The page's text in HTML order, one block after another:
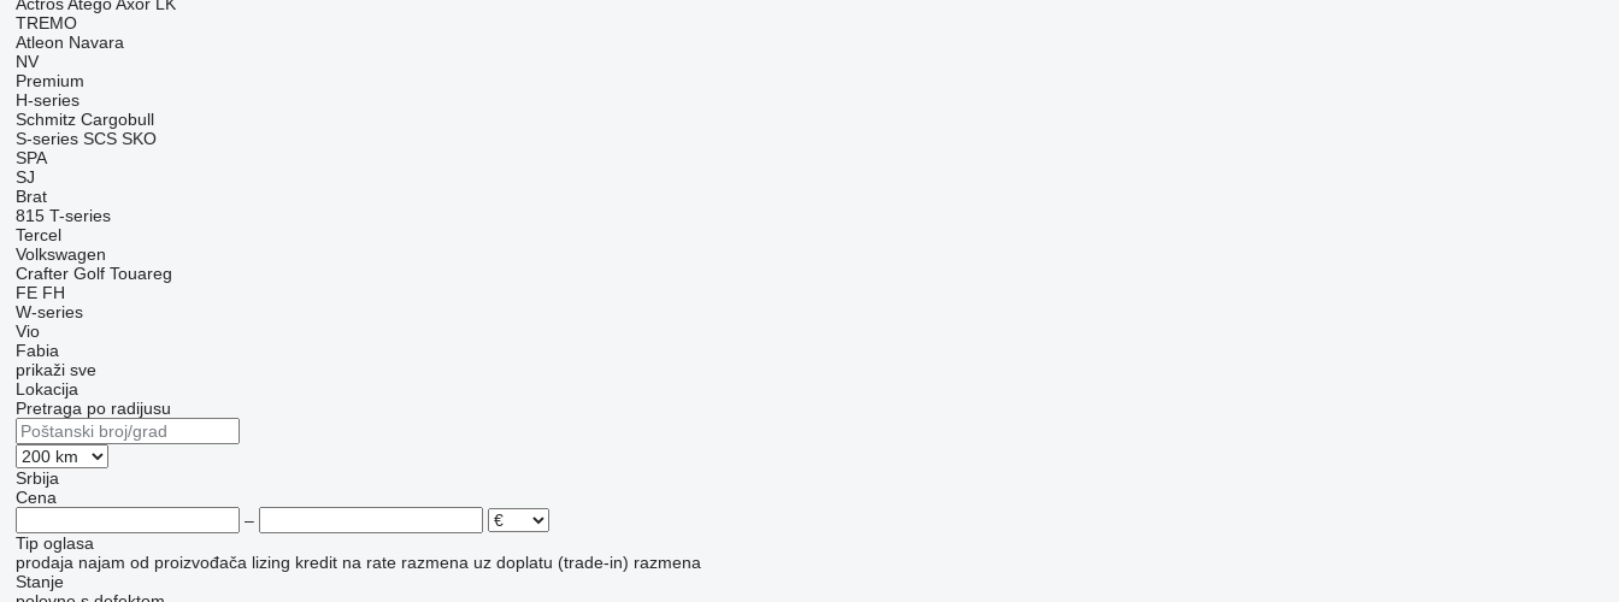
TREMO
Atleon Navara
NV
Premium
H-series
Schmitz Cargobull
S-series SCS SKO
SPA
SJ
Brat
815 T-series
Tercel
Volkswagen
Crafter Golf Touareg
FE FH
W-series
Vio
Fabia
prikaži sve
Lokacija
Pretraga po radijusu
Srbija
Cena
–
Tip oglasa
prodaja najam od proizvođača lizing kredit na rate razmena uz doplatu (trade-in) razmena
Stanje